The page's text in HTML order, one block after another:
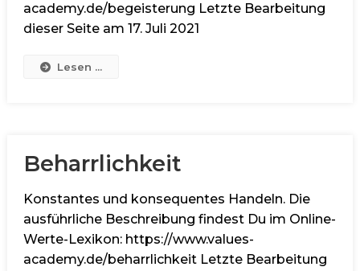
academy.de/begeisterung Letzte Bearbeitung
dieser Seite am 17. Juli 2021
Lesen ...
Beharrlichkeit
Konstantes und konsequentes Handeln. Die
ausführliche Beschreibung findest Du im Online-
Werte-Lexikon: https://www.values-
academy.de/beharrlichkeit Letzte Bearbeitung